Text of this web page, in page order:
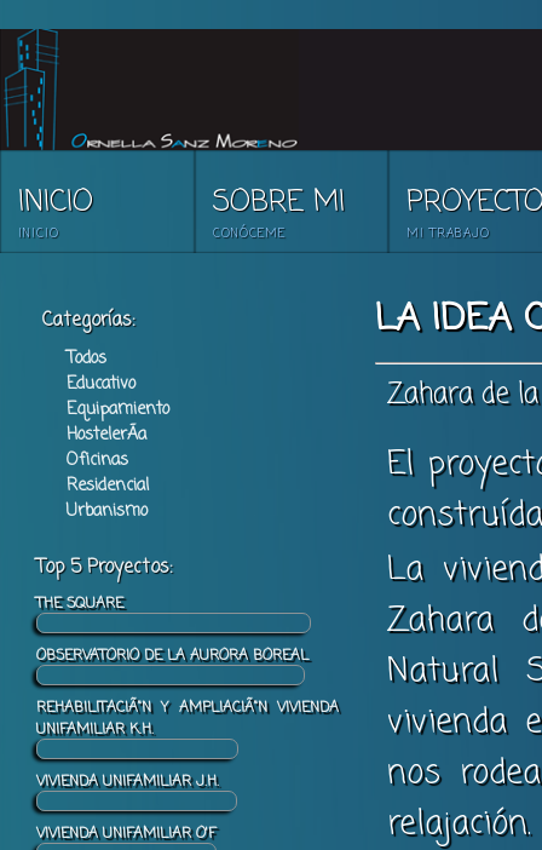
INICIO
INICIO
SOBRE MI
CONÓCEME MI TRABAJO
Categorías:
Todos
Educativo
Equipamiento
HostelerÃ­a
Oficinas
Residencial
Urbanismo
Top 5 Proyectos:
THE SQUARE
OBSERVATORIO DE LA AURORA BOREAL
REHABILITACIÃ“N Y AMPLIACIÃ“N VIVIENDA
UNIFAMILIAR K.H.
VIVIENDA UNIFAMILIAR J.H.
VIVIENDA UNIFAMILIAR O'F
LA IDEA
Zahara de
El
La
Zahara
Natural
vivienda
nos
relajación.